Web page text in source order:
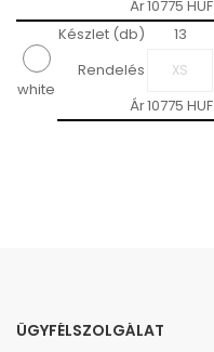
Ár10775 HUF
white
Készlet (db) 13
Rendelés
Ár10775 HUF
ÜGYFÉLSZOLGÁLAT